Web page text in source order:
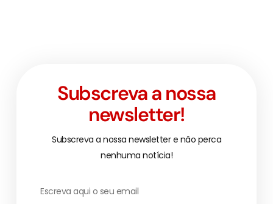
Subscreva a nossa
newsletter!
Subscreva a nossa newsletter e não perca
nenhuma notícia!